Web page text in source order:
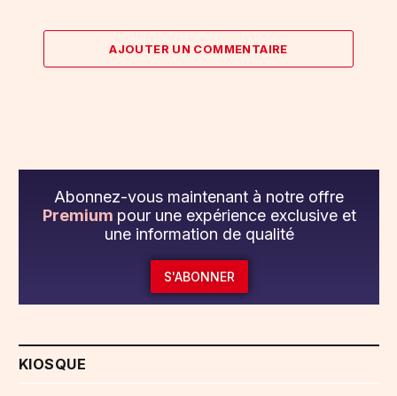
AJOUTER UN COMMENTAIRE
Abonnez-vous maintenant à notre offre
Premium pour une expérience exclusive et
une information de qualité
S'ABONNER
KIOSQUE